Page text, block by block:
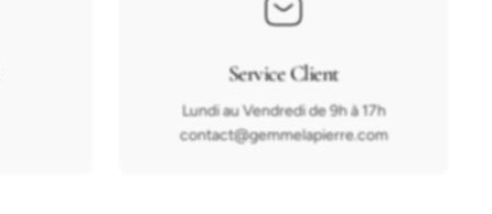
Service Client
Lundi au Vendredi de 9h à 17h
contact@gemmelapierre.com